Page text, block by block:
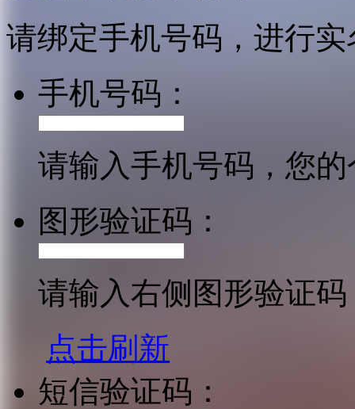
请绑定手机号码，进行
手机号码：
请输入手机号码，您
图形验证码：
请输入右侧图形验证码
点击刷新
短信验证码：